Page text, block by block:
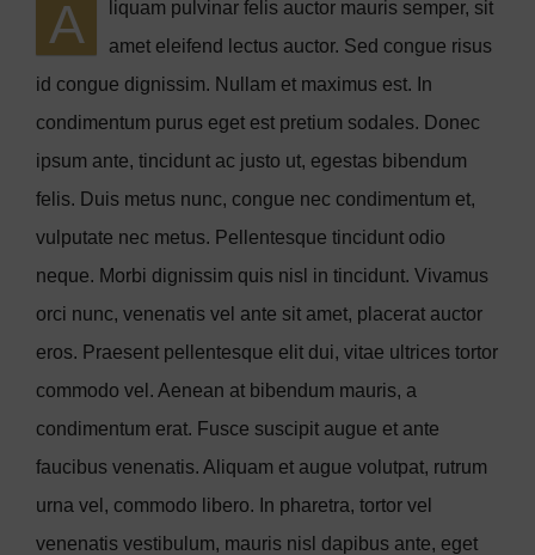
A
liquam pulvinar felis auctor mauris semper, sit
amet eleifend lectus auctor. Sed congue risus
id congue dignissim. Nullam et maximus est. In
condimentum purus eget est pretium sodales. Donec
ipsum ante, tincidunt ac justo ut, egestas bibendum
felis. Duis metus nunc, congue nec condimentum et,
vulputate nec metus. Pellentesque tincidunt odio
neque. Morbi dignissim quis nisl in tincidunt. Vivamus
orci nunc, venenatis vel ante sit amet, placerat auctor
eros. Praesent pellentesque elit dui, vitae ultrices tortor
commodo vel. Aenean at bibendum mauris, a
condimentum erat. Fusce suscipit augue et ante
faucibus venenatis. Aliquam et augue volutpat, rutrum
urna vel, commodo libero. In pharetra, tortor vel
venenatis vestibulum, mauris nisl dapibus ante, eget